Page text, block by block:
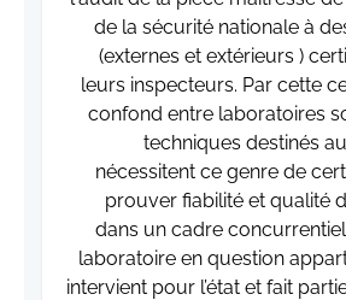
de la sécurité nationale à
(externes et extérieurs )
leurs inspecteurs. Par cette
confond entre laboratoires
techniques destinés
nécessitent ce genre de
prouver fiabilité et qualité
dans un cadre
laboratoire en question
intervient pour l’état et fait